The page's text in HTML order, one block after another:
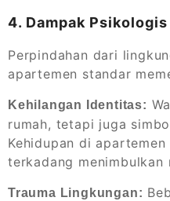
4. Dampak Psikologis
Perpindahan dari
apartemen standar
Kehilangan Identitas:
rumah, tetapi juga
Kehidupan di
terkadang menimbulkan
Trauma Lingkungan: